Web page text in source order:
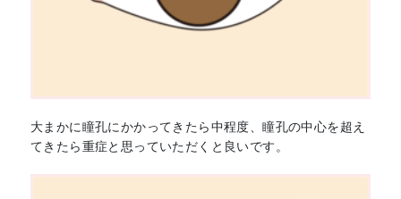
大まかに瞳孔にかかってきたら中程度、瞳孔の中心を超え
てきたら重症と思っていただくと良いです。